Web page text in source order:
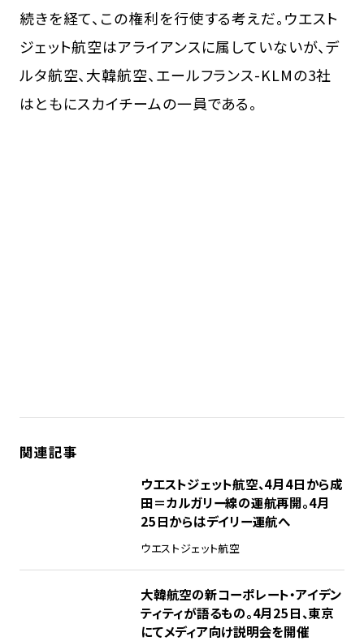
続きを経て、この権利を行使する考えだ。ウエスト
ジェット航空はアライアンスに属していないが、デ
ルタ航空、大韓航空、エールフランス-KLMの3社
はともにスカイチームの一員である。
関連記事
ウエストジェット航空、4月4日から成
田＝カルガリー線の運航再開。4月
25日からはデイリー運航へ
ウエストジェット航空
大韓航空の新コーポレート・アイデン
ティティが語るもの。4月25日、東京
にてメディア向け説明会を開催